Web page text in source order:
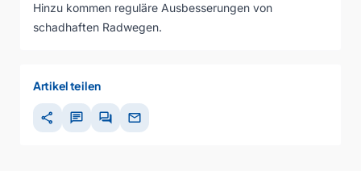
Hinzu kommen reguläre Ausbesserungen von
schadhaften Radwegen.
Artikel teilen
share chat forum mail